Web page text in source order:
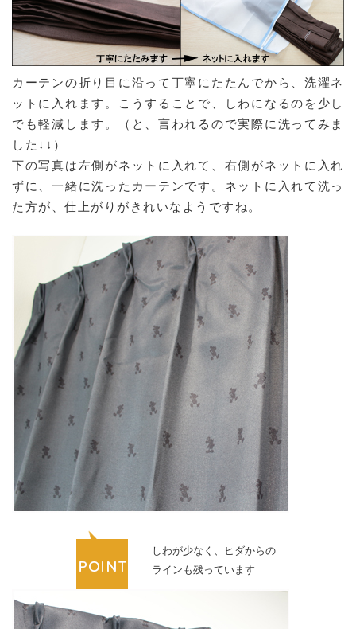
カーテンの折り目に沿って丁寧にたたんでから、洗濯ネ
ットに入れます。こうすることで、しわになるのを少し
でも軽減します。（と、言われるので実際に洗ってみま
した↓↓）
下の写真は左側がネットに入れて、右側がネットに入れ
ずに、一緒に洗ったカーテンです。ネットに入れて洗っ
た方が、仕上がりがきれいなようですね。
しわが少なく、ヒダからの
ラインも残っています